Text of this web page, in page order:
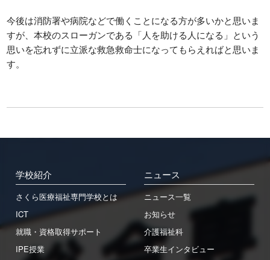
学校法人東洋育英会
〒329-1321 栃木県さくら市馬場410
TEL: 028-681-1301 / FAX: 028-681-1304
留学生募集要項
→留学生募集要項(PDF)
留学生対象 学校紹介動画
日本政策金融公庫
今後は消防署や病院などで働くことになる方が多いかと思いま
すが、本校のスローガンである「人を助ける人になる」という
思いを忘れずに立派な救急救命士になってもらえればと思いま
す。
学校紹介
さくら医療福祉専門学校とは
ICT
就職・資格取得サポート
IPE授業
ニュース
ニュース一覧
お知らせ
介護福祉科
卒業生インタビュー